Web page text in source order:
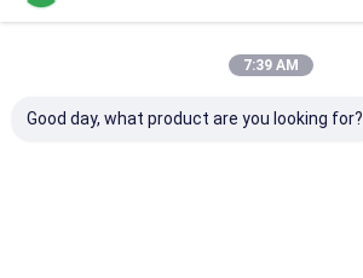
7:39 AM
Good day, what product are you looking for?